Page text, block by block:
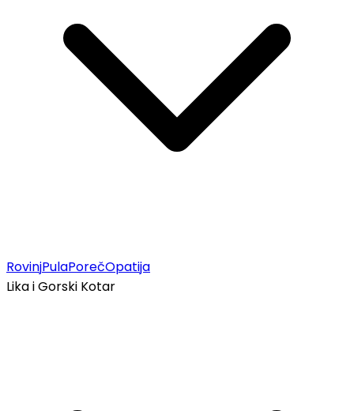
RovinjPulaPorečOpatija
Lika i Gorski Kotar